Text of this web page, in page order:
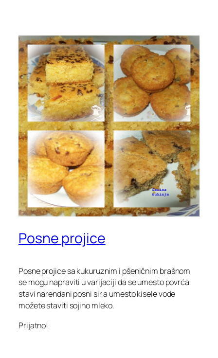
Posne projice
Posne projice sa kukuruznim i pšeničnim brašnom
se mogu napraviti uvarijaciji da se umesto povrća
stavi narendani posni sir,a umesto kisele vode
možete staviti sojino mleko.
Prijatno!